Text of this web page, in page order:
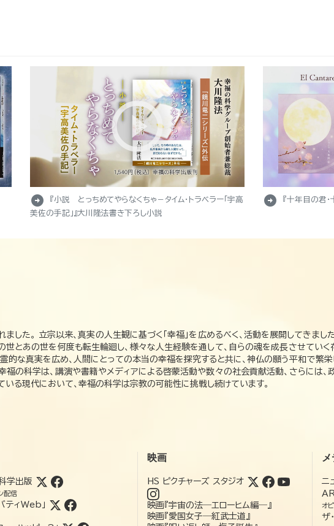
arrow_circle_right
『小説 とっちめてやらなくちゃ－タイム・トラベラー「宇高
美佐の手記」』大川隆法書き下ろし小説
arrow_circle_right 『十年目の君・
た。 立宗以来、真実の人生観に基づく「幸福」を広めるべく、活動を展開してきまし
世とあの世を何度も転生輪廻し、様々な人生経験を通して、自らの魂を成長させていく
的な真実を広め、人間にとっての本当の幸福を探究すると共に、神仏の願う平和で繁
の科学は、講演や書籍やメディアによる啓蒙活動や数々の社会貢献活動、さらには、
る現代において、幸福の科学は宗教の可能性に挑戦し続けています。
学出版
配信
ティWeb」
映画
HS ピクチャーズ スタジオ
映画『宇宙の法―エローヒム編―』
映画『愛国女子―紅武士道』
ニ
オ
ザ